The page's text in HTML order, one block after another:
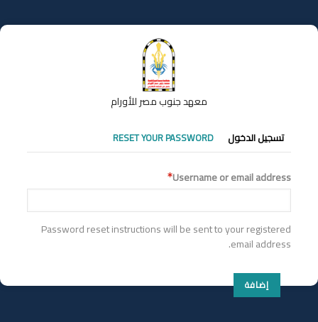
إلى
المحتوى
معهد جنوب مصر للأورام
التبويبات
الأساسية
تسجيل الدخول RESET YOUR PASSWORD
Username or email address
Password reset instructions will be sent to your registered
email address.